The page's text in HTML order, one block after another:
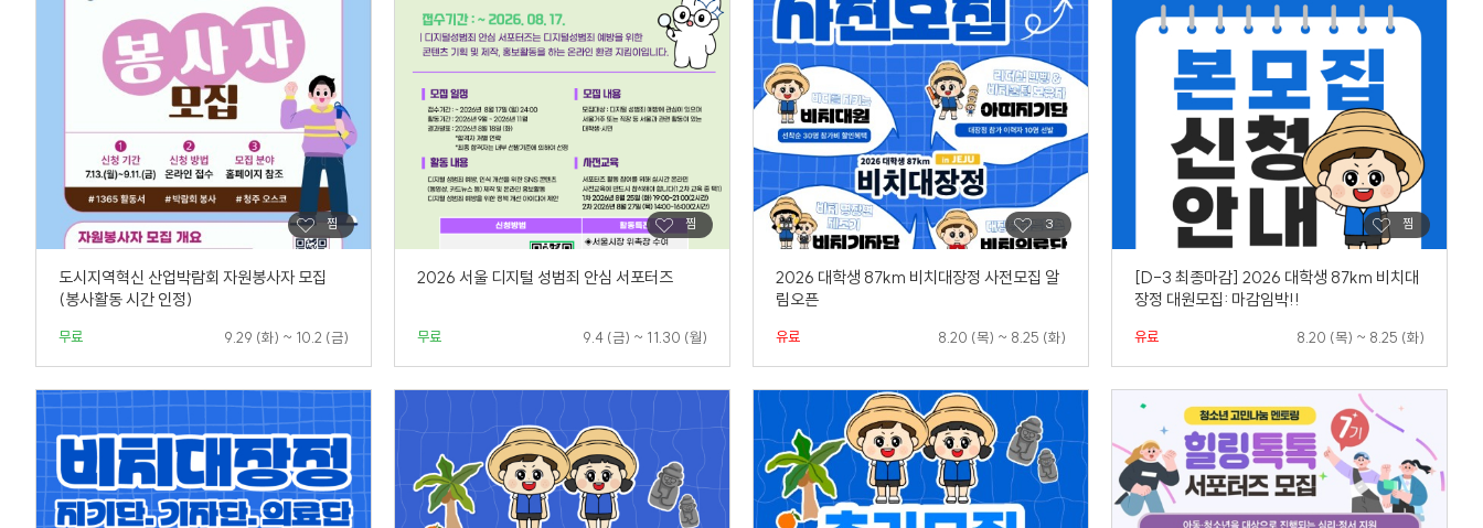
도시지역혁신 산업박람회 자원봉사자 모집
(봉사활동 시간 인정)
무료 9.29 (화) ~ 10.2 (금)
2026 서울 디지털 성범죄 안심 서포터즈
무료 9.4 (금) ~ 11.30 (월)
2026 대학생 87km 비치대장정 사전모집 알
림오픈
유료 8.20 (목) ~ 8.25 (화)
[D-3 최종마감] 2026 대학생 87km 비치대
장정 대원모집: 마감임박!!
유료 8.20 (목) ~ 8.25 (화)